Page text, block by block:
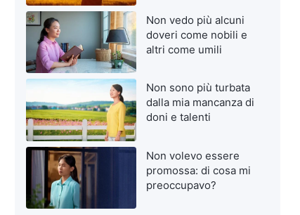
Non vedo più alcuni
doveri come nobili e
altri come umili
Non sono più turbata
dalla mia mancanza di
doni e talenti
Non volevo essere
promossa: di cosa mi
preoccupavo?